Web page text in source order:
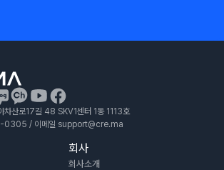
차산로17길 48 SKV1센터 1동 1113호
0305 / 이메일 support@cre.ma
회사
회사소개